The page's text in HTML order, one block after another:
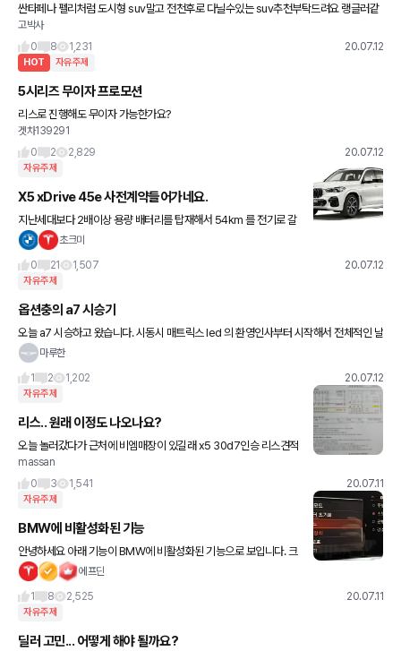
싼타페나 펠리처럼 도시형 suv말고 전천후로 다닐수있는 suv추천부탁드려요 랭글러같
은 오프로드용 차말구요 ㅎ
고박사
0
8 1,231 20.07.12
HOT 자유주제
5시리즈 무이자 프로모션
리스로 진행해도 무이자 가능한가요?
겟차139291
0
2 2,829 20.07.12
자유주제
X5 xDrive 45e 사전계약들어가네요.
지난세대보다 2배이상 용량 배터리를 탑재해서 54km 를 전기로 갈
수있다네용? 집밥 회사밥 먹으면, 서울이나 수도권 어지간한 출퇴근
초크미
0
21 1,507 20.07.12
자유주제
옵션충의 a7 시승기
오늘 a7 시승하고 왔습니다. 시동시 매트릭스 led 의 환영인사부터 시작해서 전체적인 날
렵한 라인 실내 엠비언트라이트부터 앞자석 비행기같은 최첨단 디자인까지 진짜 감탄사
마루한
1
2 1,202 20.07.12
자유주제
리스.. 원래 이정도 나오나요?
오늘 놀러갔다가 근처에 비엠매장이 있길래 x5 30d7인승 리스견적
을 받아봤는데요 5년 반납조건인데 인수하면 1억짜리를 거진 1억3
천에 사게돼더라구요 세금적인부분에서 어느정도 보상은 되겠지만
할부
massan
0
3 1,541 20.07.11
자유주제
BMW에 비활성화된 기능
안녕하세요 아래 기능이 BMW에 비활성화된 기능으로 보입니다. 크
게 필요한 기능인진 모르겠네요. (코딩으로 활성화 가능한 듯 합니다)
에프딘
1
8 2,525 20.07.11
자유주제
딜러 고민... 어떻게 해야 될까요?